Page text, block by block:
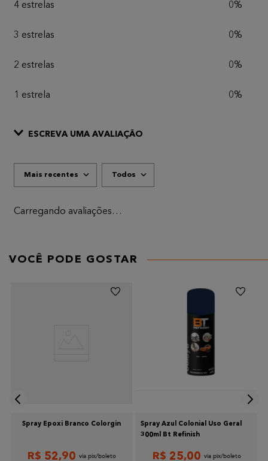
4 estrelas 0%
3 estrelas 0%
2 estrelas 0%
1 estrela 0%
ESCREVA UMA AVALIAÇÃO
★ ★★★★
Enviar avaliação
Mais recentes Todos
Carregando avaliações…
VOCÊ PODE GOSTAR
Spray Epoxi Branco Colorgin
R$ 52,90
Spray Azul Colonial Uso Geral
300ml Bt Refinish
R$ 25,00